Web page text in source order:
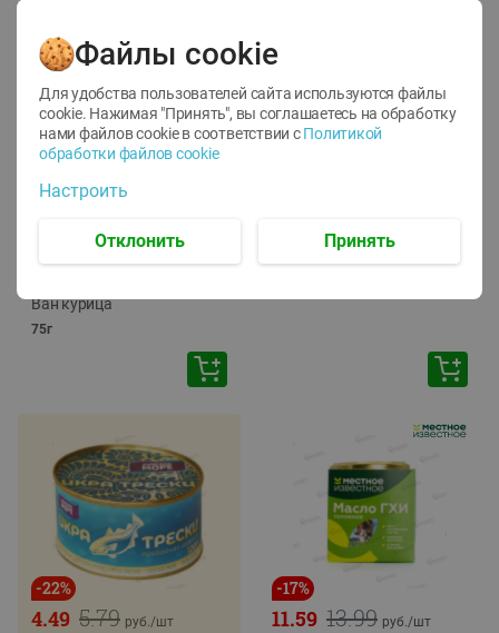
12
1.05 руб./
руб./шт
Корм влаж. для кош. с
Ван курица
75г
ТОФУ Vegetus ТВЕРДЫЙ
-22%
5.79
4.49 руб./шт
-17%
13.99
11.59 руб./шт
Файлы cookie
Для удобства пользователей сайта используются файлы
cookie. Нажимая "Принять", вы соглашаетесь на обработку
нами файлов cookie в соответствии с Политикой
обработки файлов cookie
Настроить
Отклонить Принять